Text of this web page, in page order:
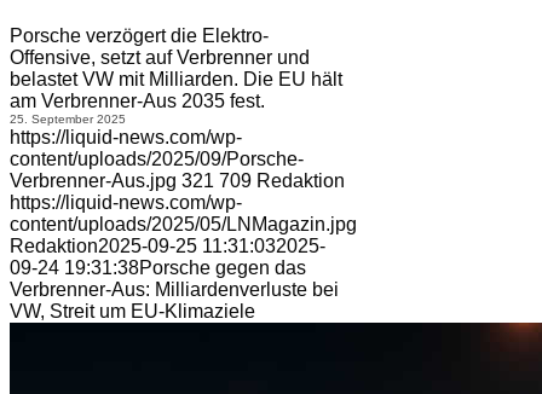
Porsche verzögert die Elektro-
Offensive, setzt auf Verbrenner und
belastet VW mit Milliarden. Die EU hält
am Verbrenner-Aus 2035 fest.
25. September 2025
https://liquid-news.com/wp-
content/uploads/2025/09/Porsche-
Verbrenner-Aus.jpg 321 709 Redaktion
https://liquid-news.com/wp-
content/uploads/2025/05/LNMagazin.jpg
Redaktion2025-09-25 11:31:032025-
09-24 19:31:38Porsche gegen das
Verbrenner-Aus: Milliardenverluste bei
VW, Streit um EU-Klimaziele